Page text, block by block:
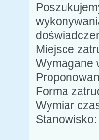
Miejsce
Wymagane
Forma
Wymiar